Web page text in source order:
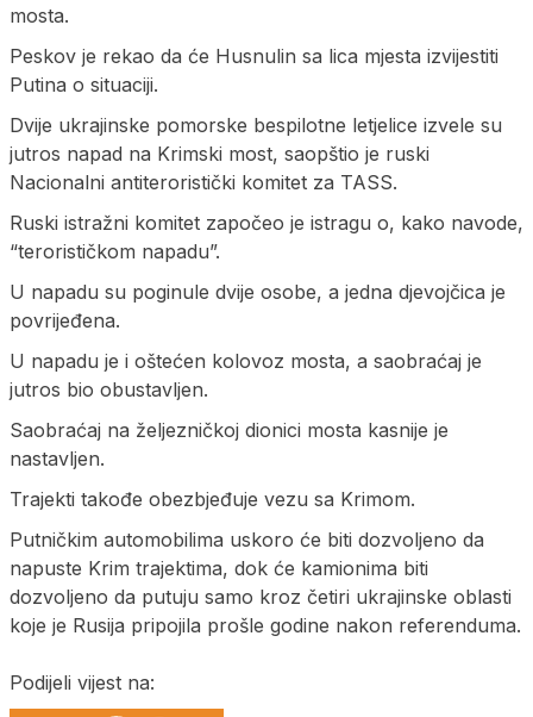
mosta.
Peskov je rekao da će Husnulin sa lica mjesta izvijestiti
Putina o situaciji.
Dvije ukrajinske pomorske bespilotne letjelice izvele su
jutros napad na Krimski most, saopštio je ruski
Nacionalni antiteroristički komitet za TASS.
Ruski istražni komitet započeo je istragu o, kako navode,
“terorističkom napadu”.
U napadu su poginule dvije osobe, a jedna djevojčica je
povrijeđena.
U napadu je i oštećen kolovoz mosta, a saobraćaj je
jutros bio obustavljen.
Saobraćaj na željezničkoj dionici mosta kasnije je
nastavljen.
Trajekti takođe obezbjeđuje vezu sa Krimom.
Putničkim automobilima uskoro će biti dozvoljeno da
napuste Krim trajektima, dok će kamionima biti
dozvoljeno da putuju samo kroz četiri ukrajinske oblasti
koje je Rusija pripojila prošle godine nakon referenduma.
Podijeli vijest na: